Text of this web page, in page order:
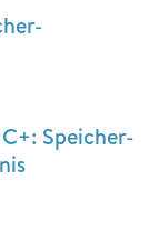
Speicher-